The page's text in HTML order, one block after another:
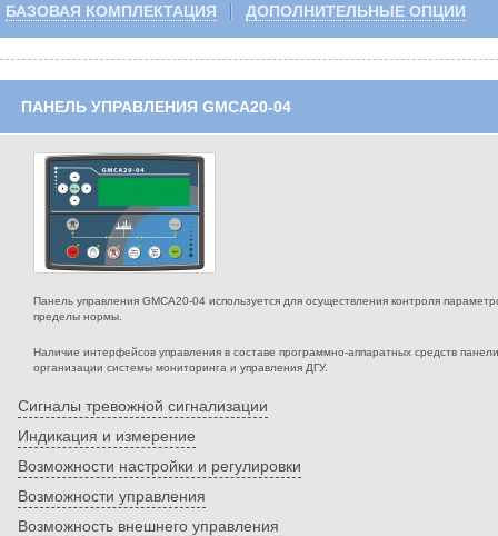
БАЗОВАЯ КОМПЛЕКТАЦИЯ ДОПОЛНИТЕЛЬНЫЕ ОПЦИИ
ПАНЕЛЬ УПРАВЛЕНИЯ GMCA20-04
Панель управления GMCA20-04 используется для осуществления контроля
пределы нормы.
Наличие интерфейсов управления в составе программно-аппаратных средств
организации системы мониторинга и управления ДГУ.
Сигналы тревожной сигнализации
Индикация и измерение
Возможности настройки и регулировки
Возможности управления
Возможность внешнего управления